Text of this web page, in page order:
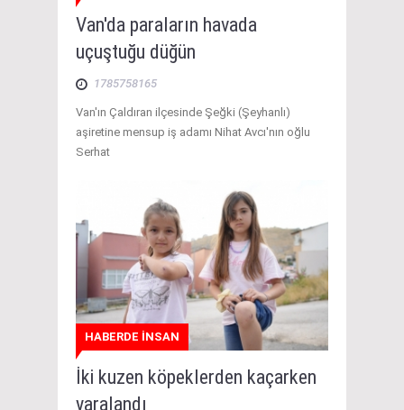
Van'da paraların havada
uçuştuğu düğün
1785758165
Van'ın Çaldıran ilçesinde Şeğki (Şeyhanlı)
aşiretine mensup iş adamı Nihat Avcı'nın oğlu
Serhat
HABERDE İNSAN
İki kuzen köpeklerden kaçarken
yaralandı